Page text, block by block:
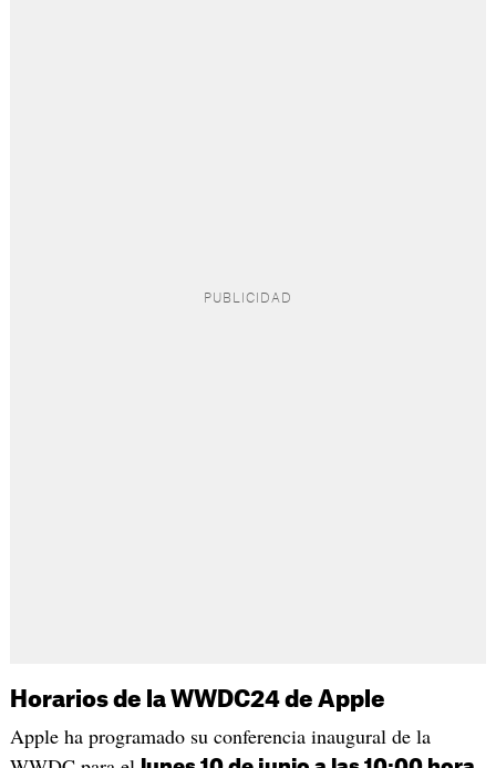
Horarios de la WWDC24 de Apple
Apple ha programado su conferencia inaugural de la